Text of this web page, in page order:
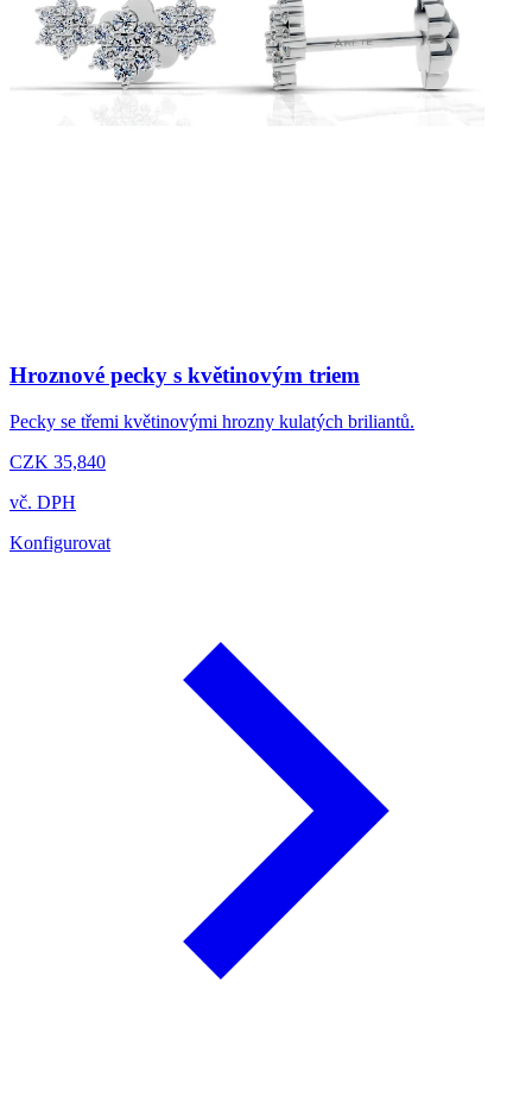
Hroznové pecky s květinovým triem
Pecky se třemi květinovými hrozny kulatých briliantů.
CZK 35,840
vč. DPH
Konfigurovat